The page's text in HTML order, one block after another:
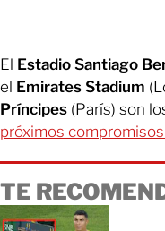
El Estadio Santiago
el Emirates Stadium
Príncipes (París) son
próximos
TE